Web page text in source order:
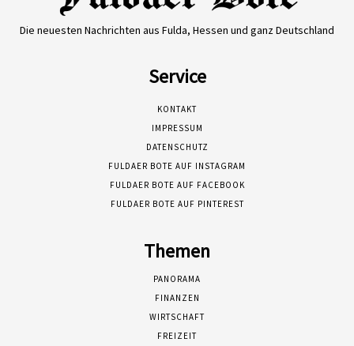
Die neuesten Nachrichten aus Fulda, Hessen und ganz Deutschland
Service
KONTAKT
IMPRESSUM
DATENSCHUTZ
FULDAER BOTE AUF INSTAGRAM
FULDAER BOTE AUF FACEBOOK
FULDAER BOTE AUF PINTEREST
Themen
PANORAMA
FINANZEN
WIRTSCHAFT
FREIZEIT